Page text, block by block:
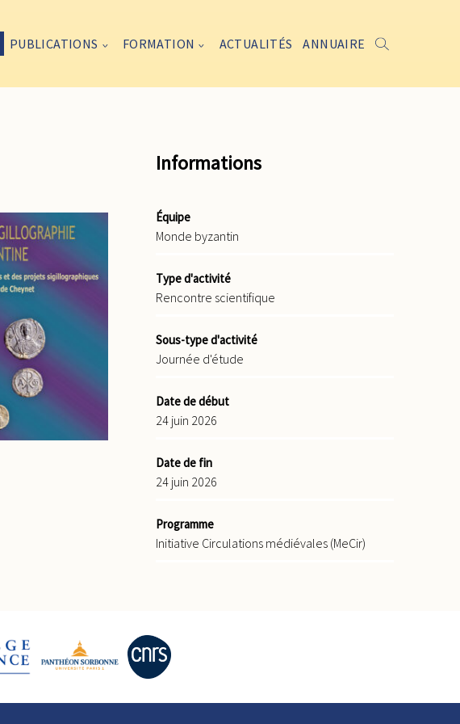
PUBLICATIONS FORMATION ACTUALITÉS ANNUAIRE
Informations
Équipe
Monde byzantin
Type d'activité
Rencontre scientifique
Sous-type d'activité
Journée d'étude
Date de début
24 juin 2026
Date de fin
24 juin 2026
Programme
Initiative Circulations médiévales (MeCir)